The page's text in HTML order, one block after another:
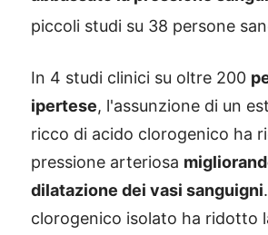
piccoli studi su 38 persone
In 4 studi clinici su oltre 200
ipertese, l'assunzione di un
ricco di acido clorogenico ha
pressione arteriosa
dilatazione dei vasi sanguigni
clorogenico isolato ha ridotto